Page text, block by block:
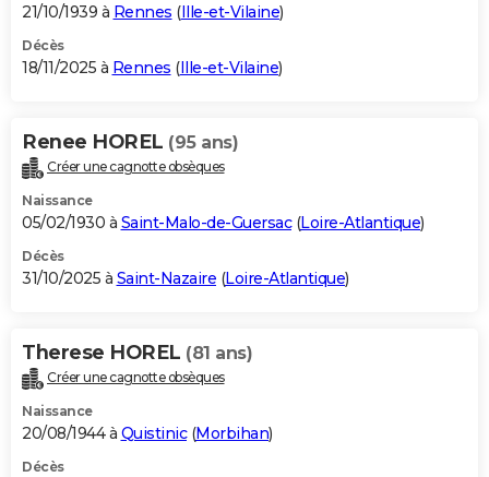
21/10/1939 à Rennes (Ille-et-Vilaine)
Décès
18/11/2025 à Rennes (Ille-et-Vilaine)
Renee HOREL (95 ans)
Créer une cagnotte obsèques
Naissance
05/02/1930 à Saint-Malo-de-Guersac(Loire-Atlantique)
Décès
31/10/2025 à Saint-Nazaire (Loire-Atlantique)
Therese HOREL (81 ans)
Créer une cagnotte obsèques
Naissance
20/08/1944 à Quistinic(Morbihan)
Décès